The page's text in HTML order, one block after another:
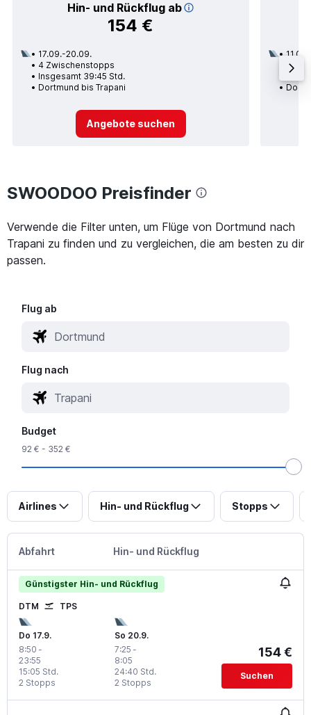
Hin- und Rückflug ab
154 €
17.09.-20.09.
4 Zwischenstopps
Insgesamt 39:45 Std.
Dortmund bis Trapani
Angebote suchen
11.09.
2
SWOODOO Preisfinder
Verwende die Filter unten, um Flüge von Dortmund nach
Trapani zu finden und zu vergleichen, die am besten zu dir
passen.
Flug ab
Flug nach
Budget
92 € - 352 €
Airlines Hin- und Rückflug Stopps
Abfahrt Hin- und Rückflug
Günstigster Hin- und Rückflug
DTM TPS
Do 17.9.
8:50 -
23:55
2 Stopps
15:05 Std.
So 20.9.
7:25 -
8:05
2 Stopps
24:40 Std.
154 €
Suchen